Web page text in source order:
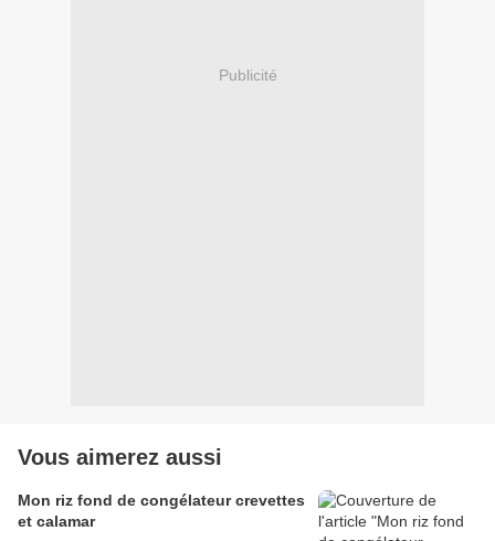
Publicité
Vous aimerez aussi
Mon riz fond de congélateur crevettes
et calamar